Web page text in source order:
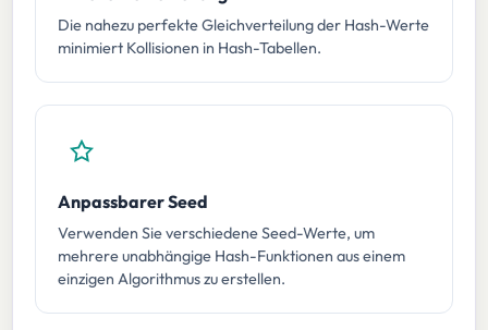
Die nahezu perfekte Gleichverteilung der Hash-Werte
minimiert Kollisionen in Hash-Tabellen.
Anpassbarer Seed
Verwenden Sie verschiedene Seed-Werte, um
mehrere unabhängige Hash-Funktionen aus einem
einzigen Algorithmus zu erstellen.